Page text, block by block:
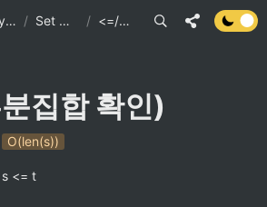
Python 내장 자료구조의 시간복잡도 / Set 자료형과 메서드의 시간 복잡도 (1) / <=/< (부분집합 확인)
집합 확인)
O(len(s))
s <= t